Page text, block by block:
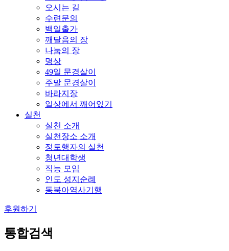
오시는 길
수련문의
백일출가
깨달음의 장
나눔의 장
명상
49일 문경살이
주말 문경살이
바라지장
일상에서 깨어있기
실천
실천 소개
실천장소 소개
정토행자의 실천
청년대학생
직능 모임
인도 성지순례
동북아역사기행
후원하기
통합검색